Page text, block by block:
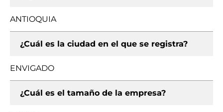
ANTIOQUIA
¿Cuál es la ciudad en el que se registra?
ENVIGADO
¿Cuál es el tamaño de la empresa?